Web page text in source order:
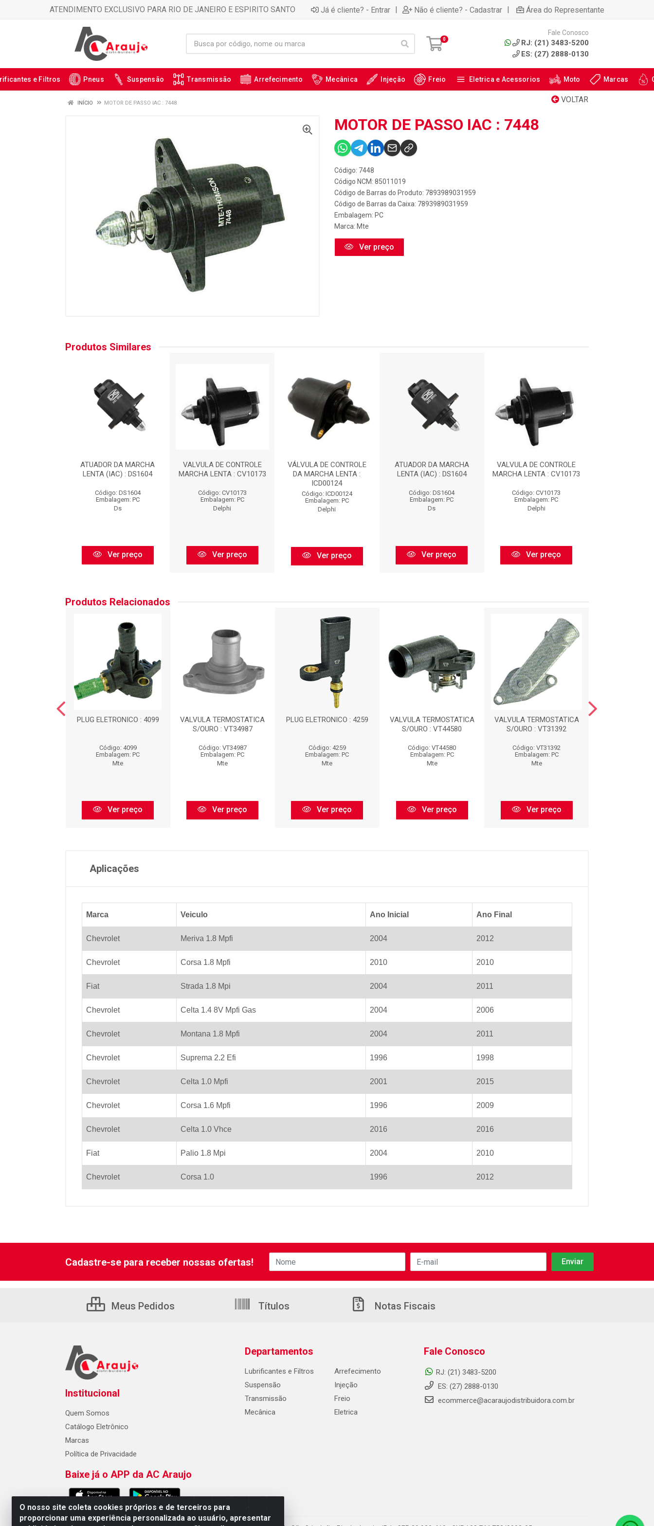
ATENDIMENTO EXCLUSIVO PARA RIO DE JANEIRO E ESPIRITO SANTO Já é cliente? - Entrar | Não é cliente? - Cadastrar | Área do Representante
0
Fale Conosco
RJ: (21) 3483-5200
ES: (27) 2888-0130
e Filtros Pneus Suspensão Transmissão Arrefecimento Mecânica Injeção Freio Eletrica e Acessorios Moto Marcas
VOLTAR
INÍCIO MOTOR DE PASSO IAC : 7448
MOTOR DE PASSO IAC : 7448
Código: 7448
Código NCM: 85011019
Código de Barras do Produto: 7893989031959
Código de Barras da Caixa: 7893989031959
Embalagem: PC
Marca: Mte
Ver preço
Produtos Similares
ATUADOR DA MARCHA
LENTA (IAC) : DS1604
Código: DS1604
Embalagem: PC
Ds
Ver preço
VALVULA DE CONTROLE
MARCHA LENTA : CV10173
Código: CV10173
Embalagem: PC
Delphi
Ver preço
VÁLVULA DE CONTROLE
DA MARCHA LENTA :
ICD00124
Código: ICD00124
Embalagem: PC
Delphi
Ver preço
ATUADOR DA MARCHA
LENTA (IAC) : DS1604
Código: DS1604
Embalagem: PC
Ds
Ver preço
VALVULA DE CONTROLE
MARCHA LENTA : CV10173
Código: CV10173
Embalagem: PC
Delphi
Ver preço
Produtos Relacionados
PLUG ELETRONICO : 4099
Código: 4099
Embalagem: PC
Mte
Ver preço
VALVULA TERMOSTATICA
S/OURO : VT34987
Código: VT34987
Embalagem: PC
Mte
Ver preço
PLUG ELETRONICO : 4259
Código: 4259
Embalagem: PC
Mte
Ver preço
VALVULA TERMOSTATICA
S/OURO : VT44580
Código: VT44580
Embalagem: PC
Mte
Ver preço
VALVULA TERMOSTATICA
S/OURO : VT31392
Código: VT31392
Embalagem: PC
Mte
Ver preço
Aplicações
Marca Veiculo Ano Inicial Ano Final
Chevrolet Meriva 1.8 Mpfi 2004 2012
Chevrolet Corsa 1.8 Mpfi 2010 2010
Fiat Strada 1.8 Mpi 2004 2011
Chevrolet Celta 1.4 8V Mpfi Gas 2004 2006
Chevrolet Montana 1.8 Mpfi 2004 2011
Chevrolet Suprema 2.2 Efi 1996 1998
Chevrolet Celta 1.0 Mpfi 2001 2015
Chevrolet Corsa 1.6 Mpfi 1996 2009
Chevrolet Celta 1.0 Vhce 2016 2016
Fiat Palio 1.8 Mpi 2004 2010
Chevrolet Corsa 1.0 1996 2012
O nosso site coleta cookies próprios e de terceiros para
proporcionar uma experiência personalizada ao usuário, apresentar
Cadastre-se para receber nossas ofertas!
Meus Pedidos Títulos Notas Fiscais
Institucional
Quem Somos
Catálogo Eletrônico
Marcas
Política de Privacidade
Baixe já o APP da AC Araujo
Departamentos
Lubrificantes e Filtros
Suspensão
Transmissão
Mecânica
Arrefecimento
Injeção
Freio
Eletrica
Fale Conosco
RJ: (21) 3483-5200
ES: (27) 2888-0130
ecommerce@acaraujodistribuidora.com.br